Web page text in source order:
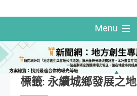
Menu
標籤: 永續城鄉發展之